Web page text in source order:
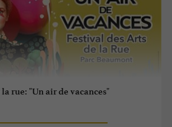
rue: "Un air de vacances"